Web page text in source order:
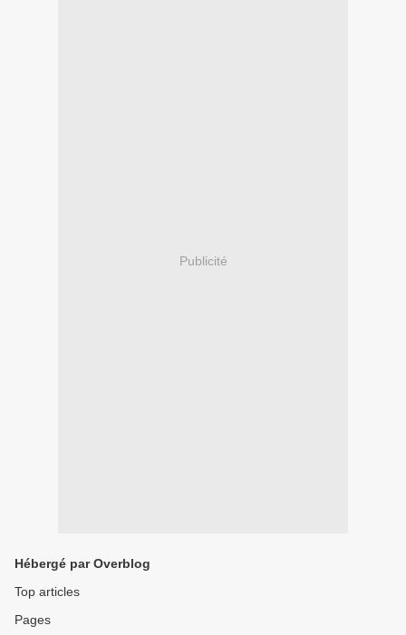
Publicité
Hébergé par Overblog
Top articles
Pages